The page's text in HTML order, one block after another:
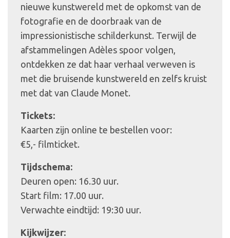
nieuwe kunstwereld met de opkomst van de
fotografie en de doorbraak van de
impressionistische schilderkunst. Terwijl de
afstammelingen Adèles spoor volgen,
ontdekken ze dat haar verhaal verweven is
met die bruisende kunstwereld en zelfs kruist
met dat van Claude Monet.
Tickets:
Kaarten zijn online te bestellen voor:
€5,- filmticket.
Tijdschema:
Deuren open: 16.30 uur.
Start film: 17.00 uur.
Verwachte eindtijd: 19:30 uur.
Kijkwijzer: